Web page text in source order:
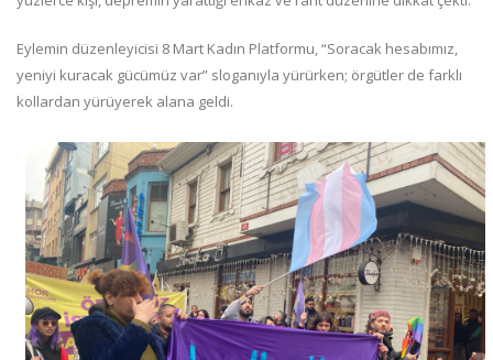
Eylemin düzenleyicisi 8 Mart Kadın Platformu, “Soracak hesabımız,
yeniyi kuracak gücümüz var” sloganıyla yürürken; örgütler de farklı
kollardan yürüyerek alana geldi.